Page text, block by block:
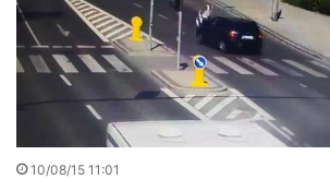
10/08/15 11:01